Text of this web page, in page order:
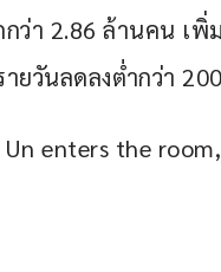
ว่า 2.86 ล้านคน เ
ยวันลดลงต่ำกว่า
Un enters the